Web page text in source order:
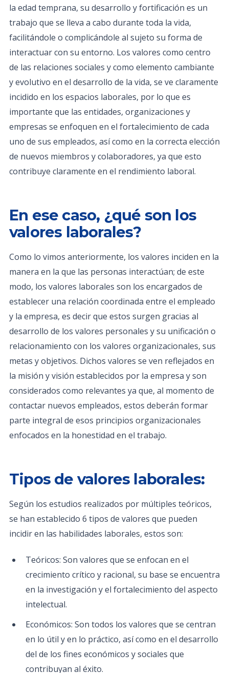
la edad temprana, su desarrollo y fortificación es un
trabajo que se lleva a cabo durante toda la vida,
facilitándole o complicándole al sujeto su forma de
interactuar con su entorno. Los valores como centro
de las relaciones sociales y como elemento cambiante
y evolutivo en el desarrollo de la vida, se ve claramente
incidido en los espacios laborales, por lo que es
importante que las entidades, organizaciones y
empresas se enfoquen en el fortalecimiento de cada
uno de sus empleados, así como en la correcta elección
de nuevos miembros y colaboradores, ya que esto
contribuye claramente en el rendimiento laboral.
En ese caso, ¿qué son los
valores laborales?
Como lo vimos anteriormente, los valores inciden en la
manera en la que las personas interactúan; de este
modo, los valores laborales son los encargados de
establecer una relación coordinada entre el empleado
y la empresa, es decir que estos surgen gracias al
desarrollo de los valores personales y su unificación o
relacionamiento con los valores organizacionales, sus
metas y objetivos. Dichos valores se ven reflejados en
la misión y visión establecidos por la empresa y son
considerados como relevantes ya que, al momento de
contactar nuevos empleados, estos deberán formar
parte integral de esos principios organizacionales
enfocados en la honestidad en el trabajo.
Tipos de valores laborales:
Según los estudios realizados por múltiples teóricos,
se han establecido 6 tipos de valores que pueden
incidir en las habilidades laborales, estos son:
Teóricos: Son valores que se enfocan en el
crecimiento crítico y racional, su base se encuentra
en la investigación y el fortalecimiento del aspecto
intelectual.
Económicos: Son todos los valores que se centran
en lo útil y en lo práctico, así como en el desarrollo
del de los fines económicos y sociales que
contribuyan al éxito.